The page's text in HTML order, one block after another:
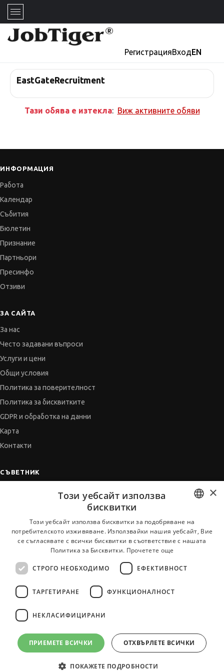
РегистрацияВходEN
EastGateRecruitment
Тази обява е изтекла: Виж активните обяви
ИНФОРМАЦИЯ
Работа
Календар
Събития
Бюлетин
Признание
Партньори
Пресинфо
Отзиви
ЗА САЙТА
За нас
Често задавани въпроси
Услуги и цени
Общи условия
Политика за поверителност
Политика за бисквитките
GDPR и обработка на данни
Карта
Контакти
СЪВЕТНИК
Когато получим оферта
Vihra AI
За новодошли
Всички услуги на JobTiger
© 2000-2026 JobTiger. Всички права запазени.
BULGARIAN
ENGLISH
×
Този уебсайт използва
бисквитки
Този уебсайт използва бисквитки за подобряване на
потребителското изживяване. Използвайки нашия уебсайт, Вие
се съгласявате с всички бисквитки в съответствие с нашата
Политика за Бисквитки. Прочетете още
СТРОГО НЕОБХОДИМО ЕФЕКТИВНОСТ
ТАРГЕТИРАНЕ ФУНКЦИОНАЛНОСТ
НЕКЛАСИФИЦИРАНИ
ПРИЕМЕТЕ ВСИЧКИ ОТХВЪРЛЕТЕ ВСИЧКИ
ПОКАЖЕТЕ ПОДРОБНОСТИ